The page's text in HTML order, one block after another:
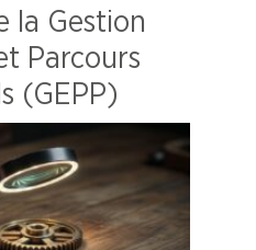
la Gestion
Parcours
(GEPP)